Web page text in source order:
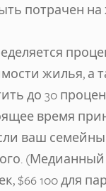
потрачен
жилья, а
до 30
время
ваш
$66 100 для